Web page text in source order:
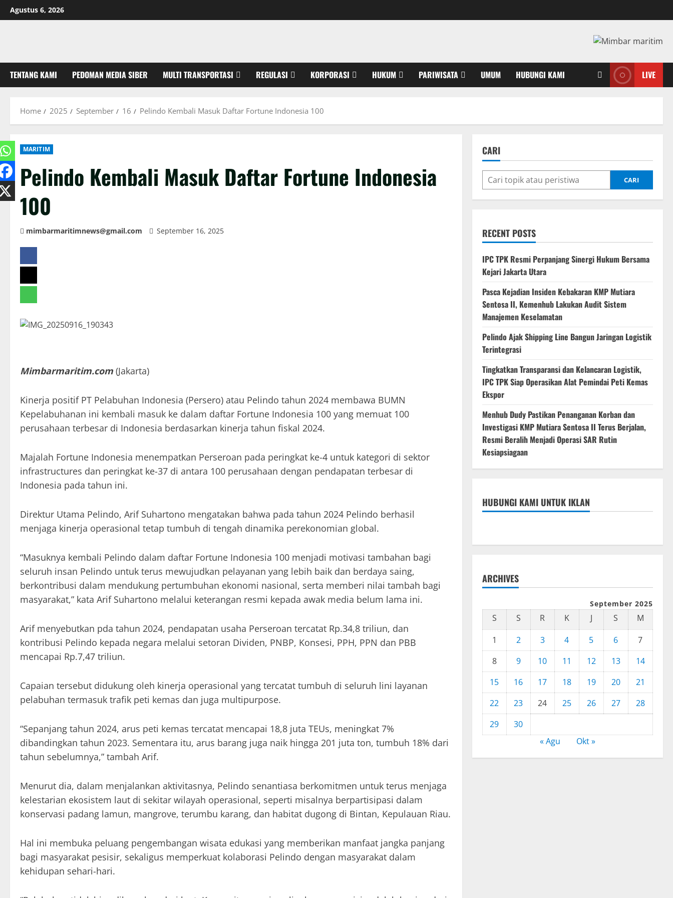
Skip
to
Agustus 6, 2026
TENTANG KAMI PEDOMAN MEDIA SIBER MULTI TRANSPORTASI REGULASI KORPORASI HUKUM PARIWISATA UMUM HUBUNGI KAMI LIVE
Home 2025 September 16 Pelindo Kembali Masuk Daftar Fortune Indonesia 100
MARITIM
Pelindo Kembali Masuk Daftar Fortune Indonesia
100
mimbarmaritimnews@gmail.com September 16, 2025
Mimbarmaritim.com (Jakarta)
Kinerja positif PT Pelabuhan Indonesia (Persero) atau Pelindo tahun 2024 membawa BUMN
Kepelabuhanan ini kembali masuk ke dalam daftar Fortune Indonesia 100 yang memuat 100
perusahaan terbesar di Indonesia berdasarkan kinerja tahun fiskal 2024.
Majalah Fortune Indonesia menempatkan Perseroan pada peringkat ke-4 untuk kategori di sektor
infrastructures dan peringkat ke-37 di antara 100 perusahaan dengan pendapatan terbesar di
Indonesia pada tahun ini.
Direktur Utama Pelindo, Arif Suhartono mengatakan bahwa pada tahun 2024 Pelindo berhasil
menjaga kinerja operasional tetap tumbuh di tengah dinamika perekonomian global.
“Masuknya kembali Pelindo dalam daftar Fortune Indonesia 100 menjadi motivasi tambahan bagi
seluruh insan Pelindo untuk terus mewujudkan pelayanan yang lebih baik dan berdaya saing,
berkontribusi dalam mendukung pertumbuhan ekonomi nasional, serta memberi nilai tambah bagi
masyarakat,” kata Arif Suhartono melalui keterangan resmi kepada awak media belum lama ini.
Arif menyebutkan pda tahun 2024, pendapatan usaha Perseroan tercatat Rp.34,8 triliun, dan
kontribusi Pelindo kepada negara melalui setoran Dividen, PNBP, Konsesi, PPH, PPN dan PBB
mencapai Rp.7,47 triliun.
Capaian tersebut didukung oleh kinerja operasional yang tercatat tumbuh di seluruh lini layanan
pelabuhan termasuk trafik peti kemas dan juga multipurpose.
“Sepanjang tahun 2024, arus peti kemas tercatat mencapai 18,8 juta TEUs, meningkat 7%
dibandingkan tahun 2023. Sementara itu, arus barang juga naik hingga 201 juta ton, tumbuh 18% dari
tahun sebelumnya,” tambah Arif.
Menurut dia, dalam menjalankan aktivitasnya, Pelindo senantiasa berkomitmen untuk terus menjaga
kelestarian ekosistem laut di sekitar wilayah operasional, seperti misalnya berpartisipasi dalam
konservasi padang lamun, mangrove, terumbu karang, dan habitat dugong di Bintan, Kepulauan Riau.
Hal ini membuka peluang pengembangan wisata edukasi yang memberikan manfaat jangka panjang
bagi masyarakat pesisir, sekaligus memperkuat kolaborasi Pelindo dengan masyarakat dalam
kehidupan sehari-hari.
CARI
CARI
RECENT POSTS
IPC TPK Resmi Perpanjang Sinergi Hukum Bersama
Kejari Jakarta Utara
Pasca Kejadian Insiden Kebakaran KMP Mutiara
Sentosa II, Kemenhub Lakukan Audit Sistem
Manajemen Keselamatan
Pelindo Ajak Shipping Line Bangun Jaringan Logistik
Terintegrasi
Tingkatkan Transparansi dan Kelancaran Logistik,
IPC TPK Siap Operasikan Alat Pemindai Peti Kemas
Ekspor
Menhub Dudy Pastikan Penanganan Korban dan
Investigasi KMP Mutiara Sentosa II Terus Berjalan,
Resmi Beralih Menjadi Operasi SAR Rutin
Kesiapsiagaan
HUBUNGI KAMI UNTUK IKLAN
ARCHIVES
September 2025
S S R K J S
M
1
2 3 4 5 6
7
8
9 10 11 12 13
14
15
16 17 18 19 20
21
22
23 24 25 26 27
28
29
30
« Agu
Okt »